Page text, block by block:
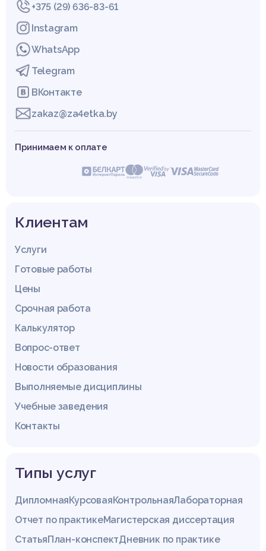
+375 (29) 636-83-61
Instagram
WhatsApp
Telegram
ВКонтакте
zakaz@za4etka.by
Принимаем к оплате
Клиентам
Услуги
Готовые работы
Цены
Срочная работа
Калькулятор
Вопрос-ответ
Новости образования
Выполняемые дисциплины
Учебные заведения
Контакты
Типы услуг
ДипломнаяКурсоваяКонтрольнаяЛабораторная
Отчет по практикеМагистерская диссертация
СтатьяПлан-конспектДневник по практике